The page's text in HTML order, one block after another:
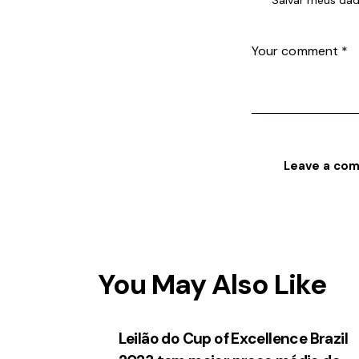
You May Also Like
Leilão do Cup of Excellence Brazil